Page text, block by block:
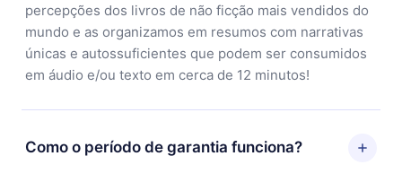
percepções dos livros de não ficção mais vendidos do
mundo e as organizamos em resumos com narrativas
únicas e autossuficientes que podem ser consumidos
em áudio e/ou texto em cerca de 12 minutos!
Como o período de garantia funciona?